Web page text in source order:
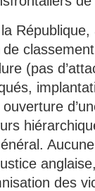
(pas
des